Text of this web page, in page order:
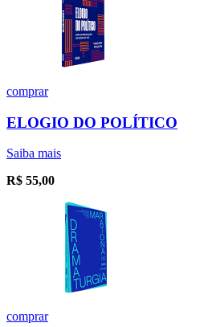
comprar
ELOGIO DO POLÍTICO
Saiba mais
R$ 55,00
comprar